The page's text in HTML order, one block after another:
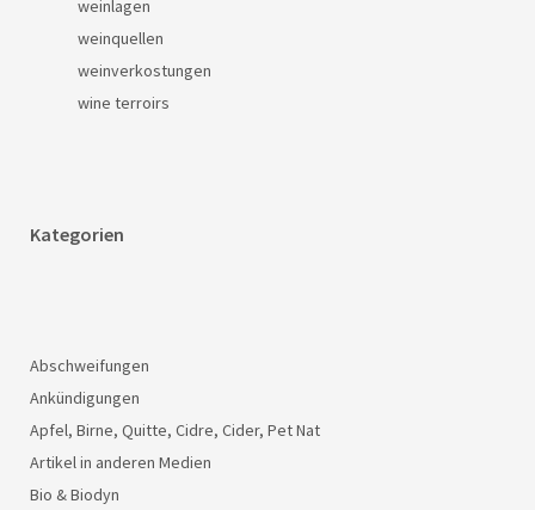
weinlagen
weinquellen
weinverkostungen
wine terroirs
Kategorien
Abschweifungen
Ankündigungen
Apfel, Birne, Quitte, Cidre, Cider, Pet Nat
Artikel in anderen Medien
Bio & Biodyn